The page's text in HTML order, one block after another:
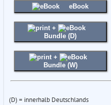
eBook
+
Bundle (D)
+
Bundle (W)
(D) = innerhalb Deutschlands